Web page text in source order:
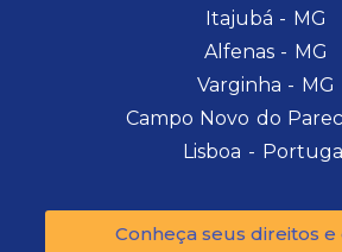
Itajubá - MG
Alfenas - MG
Varginha - MG
Campo Novo do
Lisboa - Portugal
Conheça seus direitos e